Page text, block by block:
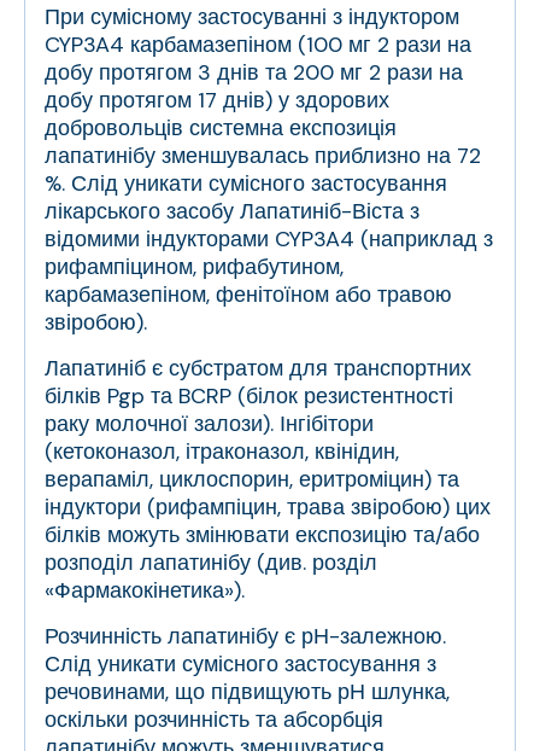
При сумісному застосуванні з індуктором
CYP3A4 карбамазепіном (100 мг 2 рази на
добу протягом 3 днів та 200 мг 2 рази на
добу протягом 17 днів) у здорових
добровольців системна експозиція
лапатинібу зменшувалась приблизно на 72
%. Слід уникати сумісного застосування
лікарського засобу Лапатиніб-Віста з
відомими індукторами CYP3A4 (наприклад з
рифампіцином, рифабутином,
карбамазепіном, фенітоїном або травою
звіробою).
Лапатиніб є субстратом для транспортних
білків Pgp та BCRP (білок резистентності
раку молочної залози). Інгібітори
(кетоконазол, ітраконазол, квінідин,
верапаміл, циклоспорин, еритроміцин) та
індуктори (рифампіцин, трава звіробою) цих
білків можуть змінювати експозицію та/або
розподіл лапатинібу (див. розділ
«Фармакокінетика»).
Розчинність лапатинібу є рН-залежною.
Слід уникати сумісного застосування з
речовинами, що підвищують рН шлунка,
оскільки розчинність та абсорбція